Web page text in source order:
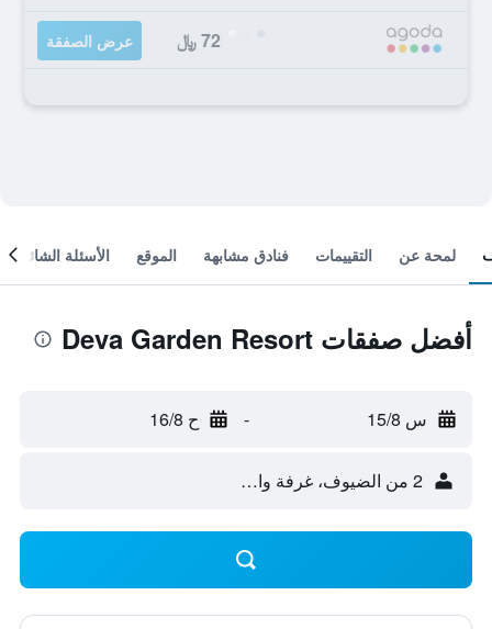
72 ﷼ عرض الصفقة
لمحة عن التقييمات فنادق مشابهة الموقع الأسئلة الشائعة
أفضل صفقات Deva Garden Resort
س 15/8 - ح 16/8
2 من الضيوف، غرفة واحدة